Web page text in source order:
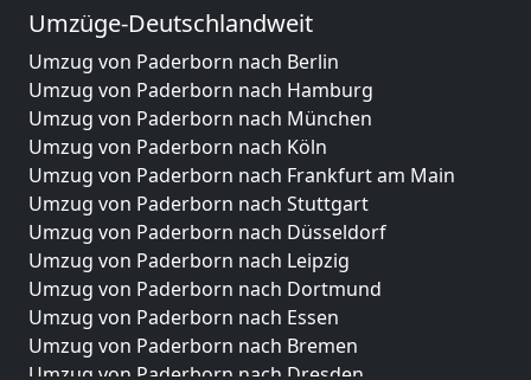
Umzüge-Deutschlandweit
Umzug von Paderborn nach Berlin
Umzug von Paderborn nach Hamburg
Umzug von Paderborn nach München
Umzug von Paderborn nach Köln
Umzug von Paderborn nach Frankfurt am Main
Umzug von Paderborn nach Stuttgart
Umzug von Paderborn nach Düsseldorf
Umzug von Paderborn nach Leipzig
Umzug von Paderborn nach Dortmund
Umzug von Paderborn nach Essen
Umzug von Paderborn nach Bremen
Umzug von Paderborn nach Dresden